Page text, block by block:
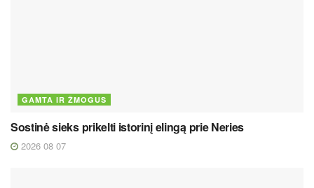
GAMTA IR ŽMOGUS
Sostinė sieks prikelti istorinį elingą prie Neries
2026 08 07